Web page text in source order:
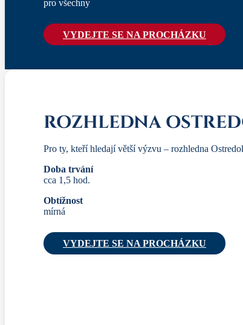
pro všechny
VYDEJTE SE NA PROCHÁZKU
ROZHLEDNA
Pro ty, kteří hledají větší výzvu – rozhledna
Doba trvání
cca 1,5 hod.
Obtížnost
mírná
VYDEJTE SE NA PROCHÁZKU